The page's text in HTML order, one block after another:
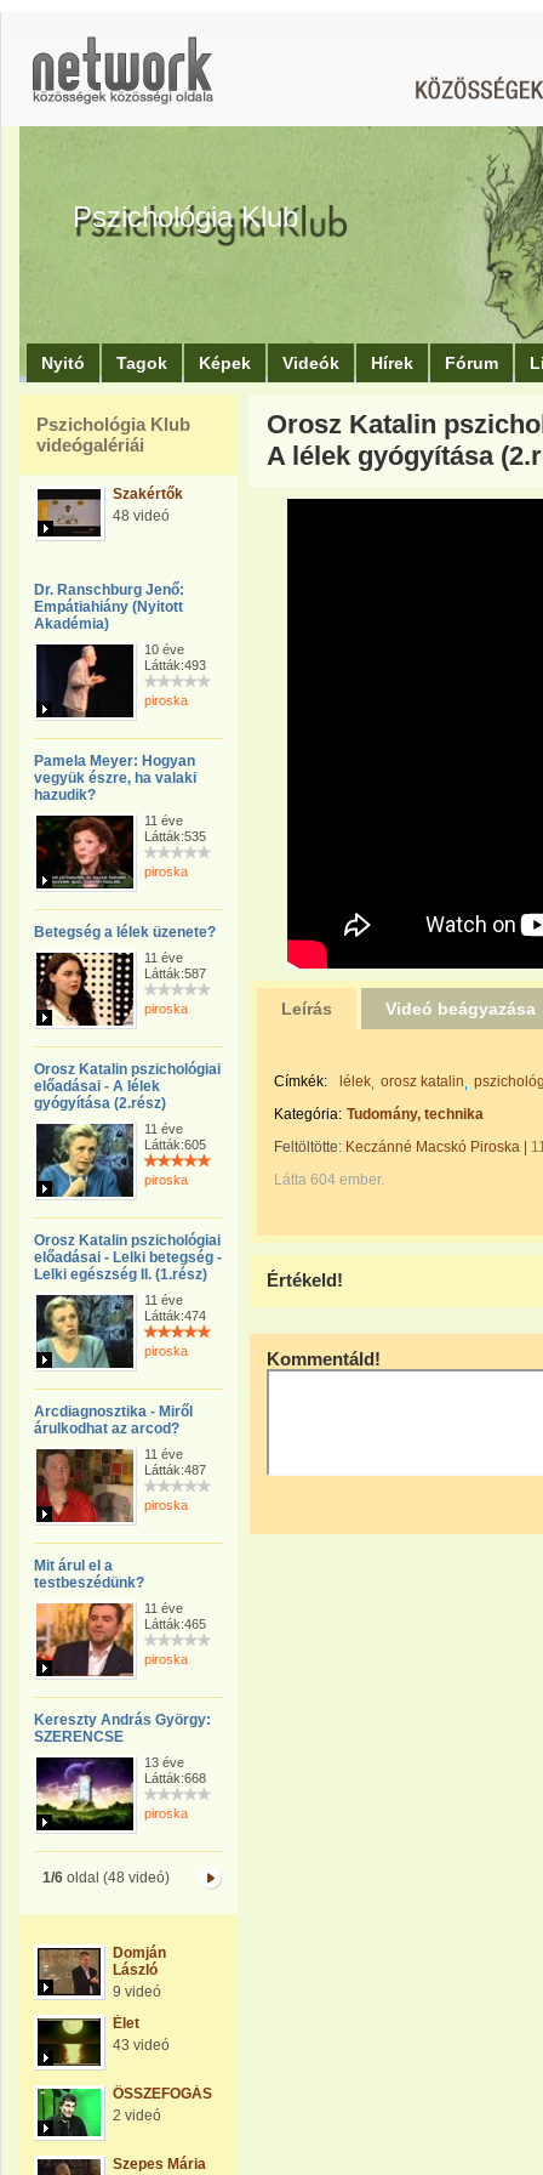
Pszichológia Klub
Nyitó Tagok Képek Videók Hírek Fórum
Pszichológia Klub
videógalériái
Szakértők
48 videó
Dr. Ranschburg Jenő:
Empátiahiány (Nyitott
Akadémia)
10 éve
Látták:493
piroska
Pamela Meyer: Hogyan
vegyük észre, ha valaki
hazudik?
11 éve
Látták:535
piroska
Betegség a lélek üzenete?
11 éve
Látták:587
piroska
Orosz Katalin pszichológiai
előadásai - A lélek
gyógyítása (2.rész)
11 éve
Látták:605
piroska
Orosz Katalin pszichológiai
előadásai - Lelki betegség -
Lelki egészség II. (1.rész)
11 éve
Látták:474
piroska
Arcdiagnosztika - Miről
árulkodhat az arcod?
11 éve
Látták:487
piroska
Mit árul el a
testbeszédünk?
11 éve
Látták:465
piroska
Kereszty András György:
SZERENCSE
13 éve
Látták:668
piroska
1/6oldal (48 videó)
Domján
László
9 videó
Élet
43 videó
ÖSSZEFOGÁS
2 videó
Szepes Mária
Orosz Katalin
A lélek gyógyítása
Leírás Videó beágyazása
Címkék: lélek orosz katalin
Kategória: Tudomány, technika
Feltöltötte: Keczánné Macskó Piroska
Látta 604 ember.
Értékeld!
Kommentáld!